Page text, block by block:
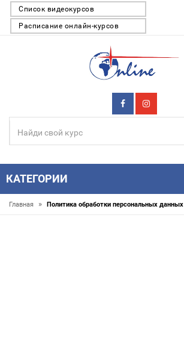
Список видеокурсов
Расписание онлайн-курсов
КАТЕГОРИИ
Главная » Политика обработки персональных данных